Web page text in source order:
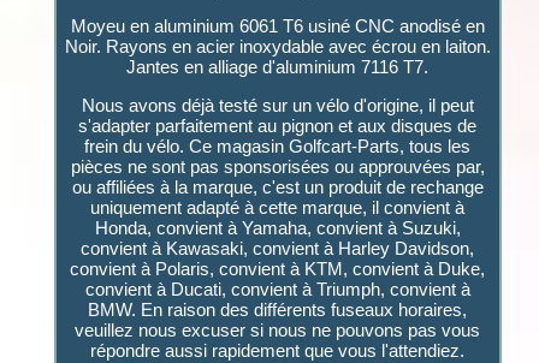
Moyeu en aluminium 6061 T6 usiné CNC anodisé en
Noir. Rayons en acier inoxydable avec écrou en laiton.
Jantes en alliage d'aluminium 7116 T7.
Nous avons déjà testé sur un vélo d'origine, il peut
s'adapter parfaitement au pignon et aux disques de
frein du vélo. Ce magasin Golfcart-Parts, tous les
pièces ne sont pas sponsorisées ou approuvées par,
ou affiliées à la marque, c'est un produit de rechange
uniquement adapté à cette marque, il convient à
Honda, convient à Yamaha, convient à Suzuki,
convient à Kawasaki, convient à Harley Davidson,
convient à Polaris, convient à KTM, convient à Duke,
convient à Ducati, convient à Triumph, convient à
BMW. En raison des différents fuseaux horaires,
veuillez nous excuser si nous ne pouvons pas vous
répondre aussi rapidement que vous l'attendiez.